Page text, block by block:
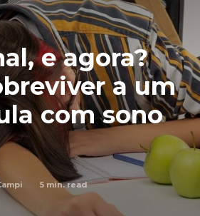
e agora?
a um
com sono
5 min. read